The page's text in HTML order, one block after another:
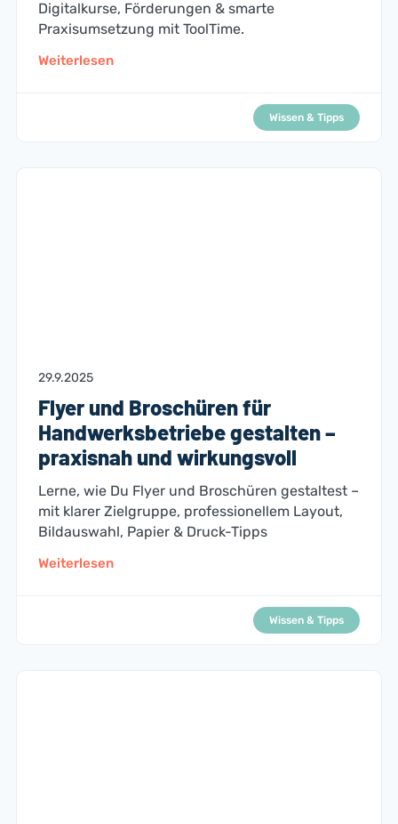
Digitalkurse, Förderungen & smarte
Praxisumsetzung mit ToolTime.
Weiterlesen
Wissen & Tipps
29.9.2025
Flyer und Broschüren für
Handwerksbetriebe gestalten –
praxisnah und wirkungsvoll
Lerne, wie Du Flyer und Broschüren gestaltest –
mit klarer Zielgruppe, professionellem Layout,
Bildauswahl, Papier & Druck-Tipps
Weiterlesen
Wissen & Tipps